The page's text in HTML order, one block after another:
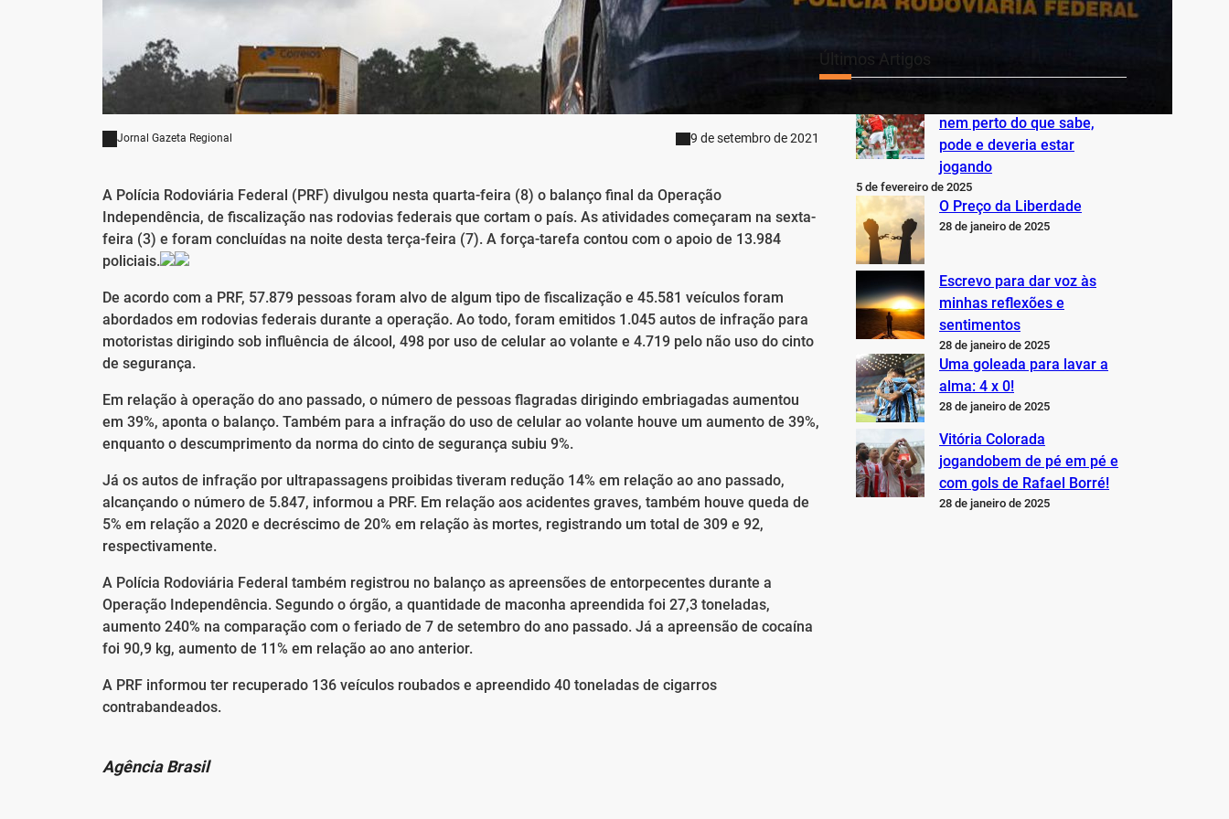
Jornal Gazeta Regional 9 de setembro de 2021
A Polícia Rodoviária Federal (PRF) divulgou nesta quarta-feira (8) o balanço final da Operação
Independência, de fiscalização nas rodovias federais que cortam o país. As atividades começaram na sexta-
feira (3) e foram concluídas na noite desta terça-feira (7). A força-tarefa contou com o apoio de 13.984
policiais.
De acordo com a PRF, 57.879 pessoas foram alvo de algum tipo de fiscalização e 45.581 veículos foram
abordados em rodovias federais durante a operação. Ao todo, foram emitidos 1.045 autos de infração para
motoristas dirigindo sob influência de álcool, 498 por uso de celular ao volante e 4.719 pelo não uso do cinto
de segurança.
Em relação à operação do ano passado, o número de pessoas flagradas dirigindo embriagadas aumentou
em 39%, aponta o balanço. Também para a infração do uso de celular ao volante houve um aumento de 39%,
enquanto o descumprimento da norma do cinto de segurança subiu 9%.
Já os autos de infração por ultrapassagens proibidas tiveram redução 14% em relação ao ano passado,
alcançando o número de 5.847, informou a PRF. Em relação aos acidentes graves, também houve queda de
5% em relação a 2020 e decréscimo de 20% em relação às mortes, registrando um total de 309 e 92,
respectivamente.
A Polícia Rodoviária Federal também registrou no balanço as apreensões de entorpecentes durante a
Operação Independência. Segundo o órgão, a quantidade de maconha apreendida foi 27,3 toneladas,
aumento 240% na comparação com o feriado de 7 de setembro do ano passado. Já a apreensão de cocaína
foi 90,9 kg, aumento de 11% em relação ao ano anterior.
A PRF informou ter recuperado 136 veículos roubados e apreendido 40 toneladas de cigarros
contrabandeados.
Agência Brasil
Últimos Artigos
nem perto do que sabe,
pode e deveria estar
jogando
5 de fevereiro de 2025
O Preço da Liberdade
28 de janeiro de 2025
Escrevo para dar voz às
minhas reflexões e
sentimentos
28 de janeiro de 2025
Uma goleada para lavar a
alma: 4 x 0!
28 de janeiro de 2025
Vitória Colorada
jogandobem de pé em pé e
com gols de Rafael Borré!
28 de janeiro de 2025